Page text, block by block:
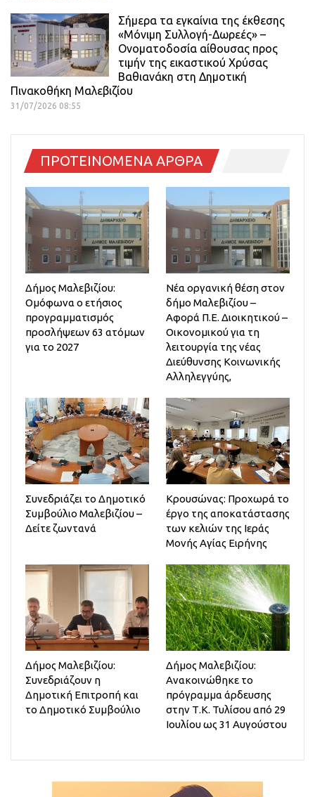
Σήμερα τα εγκαίνια της έκθεσης
«Μόνιμη Συλλογή-Δωρεές» –
Ονοματοδοσία αίθουσας προς
τιμήν της εικαστικού Χρύσας
Βαθιανάκη στη Δημοτική
Πινακοθήκη Μαλεβιζίου
31/07/2026 08:55
ΠΡΟΤΕΙΝΟΜΕΝΑ ΑΡΘΡΑ
Δήμος Μαλεβιζίου:
Ομόφωνα ο ετήσιος
προγραμματισμός
προσλήψεων 63 ατόμων
για το 2027
Νέα οργανική θέση στον
δήμο Μαλεβιζίου –
Αφορά Π.Ε. Διοικητικού –
Οικονομικού για τη
λειτουργία της νέας
Διεύθυνσης Κοινωνικής
Αλληλεγγύης,
Συνεδριάζει το Δημοτικό
Συμβούλιο Μαλεβιζίου –
Δείτε ζωντανά
Κρουσώνας: Προχωρά το
έργο της αποκατάστασης
των κελιών της Ιεράς
Μονής Αγίας Ειρήνης
Δήμος Μαλεβιζίου:
Συνεδριάζουν η
Δημοτική Επιτροπή και
το Δημοτικό Συμβούλιο
Δήμος Μαλεβιζίου:
Ανακοινώθηκε το
πρόγραμμα άρδευσης
στην Τ.Κ. Τυλίσου από 29
Ιουλίου ως 31 Αυγούστου